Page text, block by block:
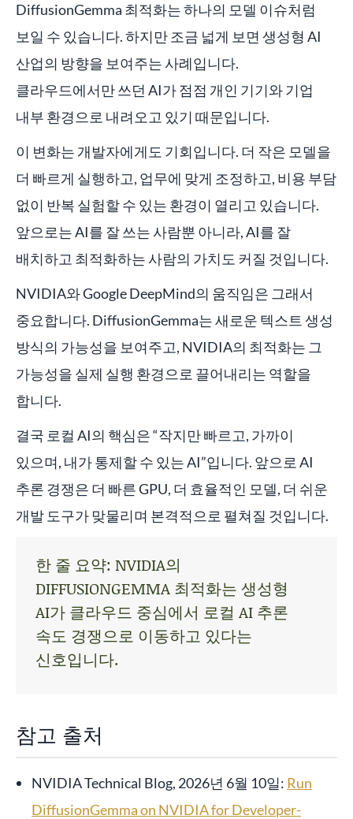
DiffusionGemma 최적화는 하나의 모델 이슈처럼
보일 수 있습니다. 하지만 조금 넓게 보면 생성형 AI
산업의 방향을 보여주는 사례입니다.
클라우드에서만 쓰던 AI가 점점 개인 기기와 기업
내부 환경으로 내려오고 있기 때문입니다.
이 변화는 개발자에게도 기회입니다. 더 작은 모델을
더 빠르게 실행하고, 업무에 맞게 조정하고, 비용 부담
없이 반복 실험할 수 있는 환경이 열리고 있습니다.
앞으로는 AI를 잘 쓰는 사람뿐 아니라, AI를 잘
배치하고 최적화하는 사람의 가치도 커질 것입니다.
NVIDIA와 Google DeepMind의 움직임은 그래서
중요합니다. DiffusionGemma는 새로운 텍스트 생성
방식의 가능성을 보여주고, NVIDIA의 최적화는 그
가능성을 실제 실행 환경으로 끌어내리는 역할을
합니다.
결국 로컬 AI의 핵심은 “작지만 빠르고, 가까이
있으며, 내가 통제할 수 있는 AI”입니다. 앞으로 AI
추론 경쟁은 더 빠른 GPU, 더 효율적인 모델, 더 쉬운
개발 도구가 맞물리며 본격적으로 펼쳐질 것입니다.
한 줄 요약: NVIDIA의
DIFFUSIONGEMMA 최적화는 생성형
AI가 클라우드 중심에서 로컬 AI 추론
속도 경쟁으로 이동하고 있다는
신호입니다.
참고 출처
NVIDIA Technical Blog, 2026년 6월 10일: Run
DiffusionGemma on NVIDIA for Developer-